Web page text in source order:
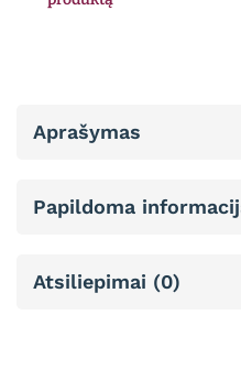
Aprašymas
Papildoma
Atsiliepimai (0)